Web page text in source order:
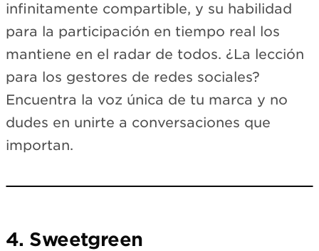
infinitamente compartible, y su habilidad
para la participación en tiempo real los
mantiene en el radar de todos. ¿La lección
para los gestores de redes sociales?
Encuentra la voz única de tu marca y no
dudes en unirte a conversaciones que
importan.
4. Sweetgreen